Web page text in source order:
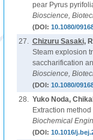
pear Pyrus
Bioscience,
(DOI: 10.1080/
27. Chizuru Sasaki,
Steam explosion
saccharification
Bioscience,
(DOI: 10.1080/
28. Yuko Noda,
Extraction
Biochemical
(DOI: 10.1016/